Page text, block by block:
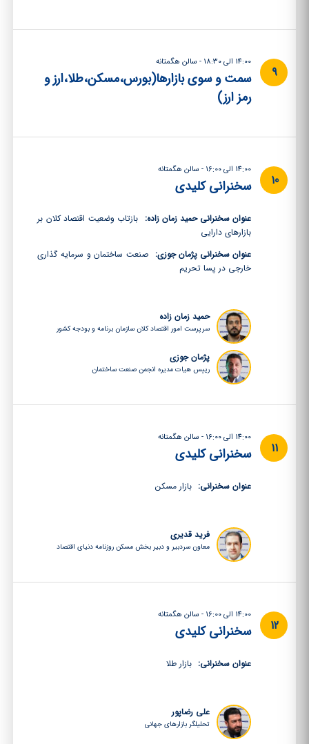
14:00 الی 18:30 - سالن هگمتانه
سمت و سوی بازارها(بورس،مسکن،طلا،ارز و
رمز ارز)
9
14:00 الی 16:00 - سالن هگمتانه
سخنرانی کلیدی
عنوان سخنرانی حمید زمان زاده: بازتاب وضعیت اقتصاد کلان بر
بازارهای دارایی
عنوان سخنرانی پژمان جوزی: صنعت ساختمان و سرمایه گذاری
خارجی در پسا تحریم
حمید زمان زاده
سرپرست امور اقتصاد کلان سازمان برنامه و بودجه کشور
پژمان جوزی
رییس هیات مدیره انجمن صنعت ساختمان
10
14:00 الی 16:00 - سالن هگمتانه
سخنرانی کلیدی
عنوان سخنرانی: بازار مسکن
فرید قدیری
معاون سردبیر و دبیر بخش مسکن روزنامه دنیای اقتصاد
11
14:00 الی 16:00 - سالن هگمتانه
سخنرانی کلیدی
عنوان سخنرانی: بازار طلا
علی رضاپور
تحلیلگر بازارهای جهانی
12